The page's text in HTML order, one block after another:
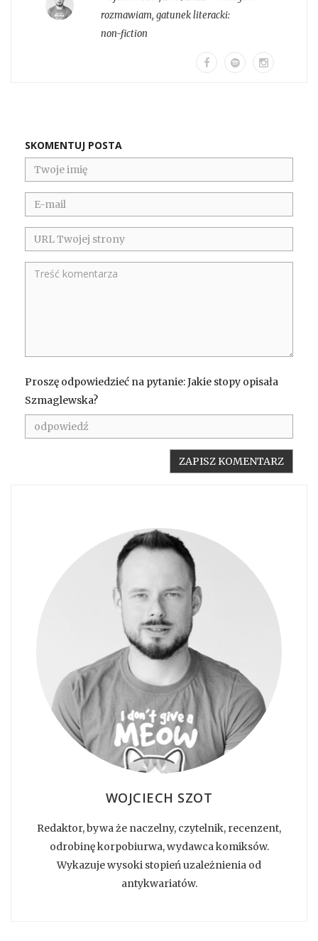
rozmawiam, gatunek literacki:
non-fiction
SKOMENTUJ POSTA
Proszę odpowiedzieć na pytanie: Jakie stopy opisała
Szmaglewska?
WOJCIECH SZOT
Redaktor, bywa że naczelny, czytelnik, recenzent,
odrobinę korpobiurwa, wydawca komiksów.
Wykazuje wysoki stopień uzależnienia od
antykwariatów.